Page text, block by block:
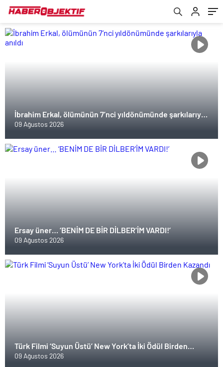
İbrahim Erkal, ölümünün 7’nci yıldönümünde şarkılarıyla
anıldı
09 Ağustos 2026
Ersay üner… ‘BENİM DE BİR DİLBER’İM VARDI!’
09 Ağustos 2026
Türk Filmi ‘Suyun Üstü’ New York’ta İki Ödül Birden
Kazandı
09 Ağustos 2026